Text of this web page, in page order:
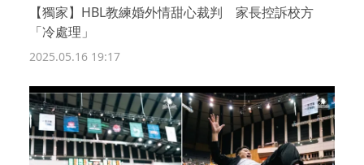
【獨家】HBL教練婚外情甜心裁判 家長控訴校方
「冷處理」
2025.05.16 19:17